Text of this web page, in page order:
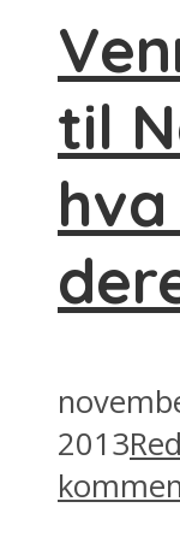
til
2013